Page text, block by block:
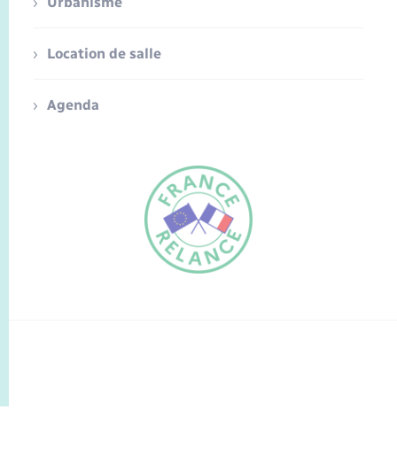
FR
Location de salle
Agenda